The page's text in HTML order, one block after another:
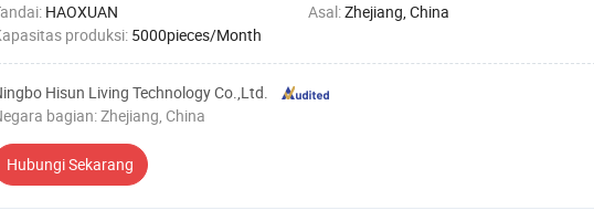
HAOXUAN Asal:Zhejiang, China
produksi: 5000pieces/Month
Hisun Living Technology Co.,Ltd.
bagian: Zhejiang, China
Hubungi Sekarang